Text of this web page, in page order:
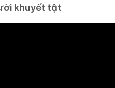
khuyết tật